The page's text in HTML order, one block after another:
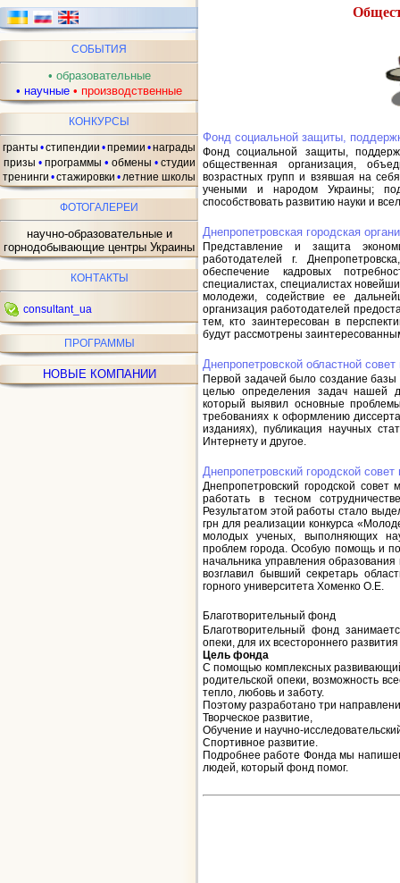
СОБЫТИЯ
• образовательные
• научные • производственные
КОНКУРСЫ
гранты •стипендии •премии •награды
призы • программы • обмены • студии
тренинги •стажировки •летние школы
ФОТОГАЛЕРЕИ
научно-образовательные и
горнодобывающие центры Украины
КОНТАКТЫ
consultant_ua
ПРОГРАММЫ
НОВЫЕ КОМПАНИИ
Фонд социальной защиты,
Фонд социальной защиты,
общественная организация,
возрастных групп и взявшая на
учеными и народом Украины;
способствовать развитию науки и
Днепропетровская городская
Представление и защита
работодателей г.
обеспечение кадровых
специалистах, специалистах
молодежи, содействие ее
организация работодателей
тем, кто заинтересован в
будут рассмотрены
Днепропетровской областной
Первой задачей было создание
целью определения задач нашей
который выявил основные
требованиях к оформлению
изданиях), публикация научных
Интернету и другое.
Днепропетровский городской
Днепропетровский городской
работать в тесном
Результатом этой работы стало
грн для реализации конкурса
молодых ученых, выполняющих
проблем города. Особую помощь и
начальника управления образования
возглавил бывший секретарь
горного университета Хоменко О.Е.
Благотворительный фонд
Благотворительный фонд
опеки, для их всестороннего
Цель фонда
С помощью комплексных
родительской опеки, возможность
тепло, любовь и заботу.
Поэтому разработано три
Творческое развитие,
Обучение и научно-
Спортивное развитие.
Подробнее работе Фонда мы
людей, который фонд помог.